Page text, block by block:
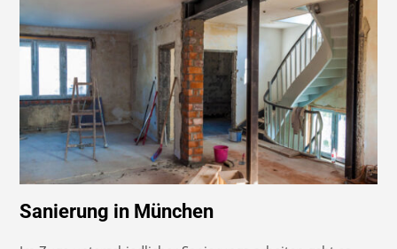
Sanierung in München